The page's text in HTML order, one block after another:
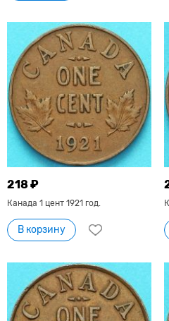
218 ₽
Канада 1 цент 1921 год.
В корзину